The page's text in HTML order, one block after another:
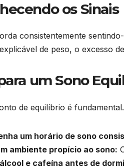
os Sinais
consistentemente
de peso, o excesso
um Sono
de equilíbrio é
um horário de sono
ambiente propício ao sono:
e cafeína antes de